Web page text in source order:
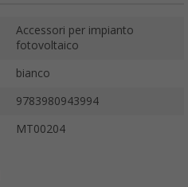
Accessori per impianto
fotovoltaico
bianco
9783980943994
MT00204